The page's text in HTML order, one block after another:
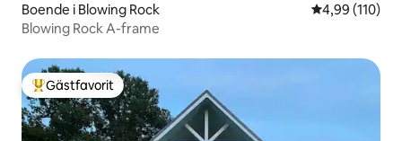
Boende i Blowing Rock 4,99 av 5 i
4,99 (110)
Blowing Rock A-frame
Populär gästfavorit
Gästfavorit